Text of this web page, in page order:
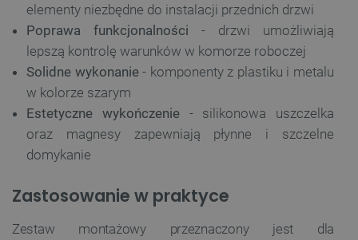
elementy niezbędne do instalacji przednich drzwi
Poprawa funkcjonalności - drzwi umożliwiają
lepszą kontrolę warunków w komorze roboczej
Solidne wykonanie- komponenty z plastiku i metalu
w kolorze szarym
Estetyczne wykończenie- silikonowa uszczelka
oraz magnesy zapewniają płynne i szczelne
domykanie
Zastosowanie w praktyce
Zestaw montażowy przeznaczony jest dla